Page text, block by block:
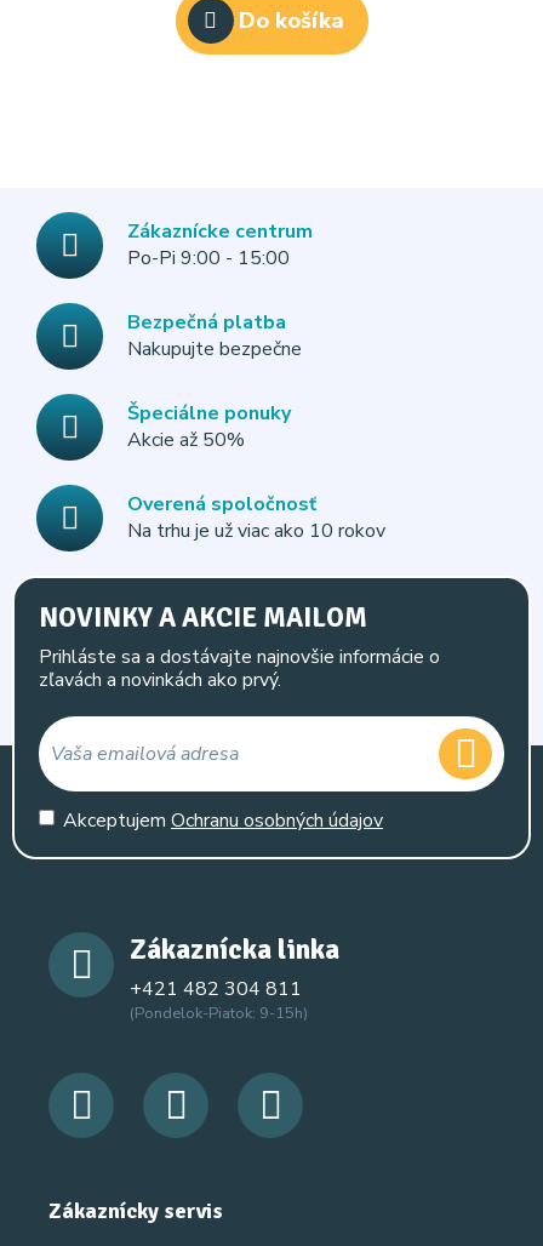
Do košíka
Zákaznícke centrum
Po-Pi 9:00 - 15:00
Bezpečná platba
Nakupujte bezpečne
Špeciálne ponuky
Akcie až 50%
Overená spoločnosť
Na trhu je už viac ako 10 rokov
NOVINKY A AKCIE MAILOM
Prihláste sa a dostávajte najnovšie informácie o
zľavách a novinkách ako prvý.
Akceptujem Ochranu osobných údajov
Zákaznícka linka
+421 482 304 811
(Pondelok-Piatok: 9-15h)
Zákaznícky servis